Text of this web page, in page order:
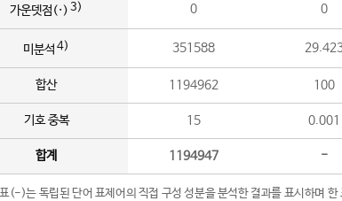
가운뎃점(·) 3) 0 0
미분석 4) 351588
합산 1194962 100
기호 중복 15 0.001
합계 1194947 -
(-)는 독립된 단어 표제어의 직접 구성 성분을 분석한 결과를 표시하며 한